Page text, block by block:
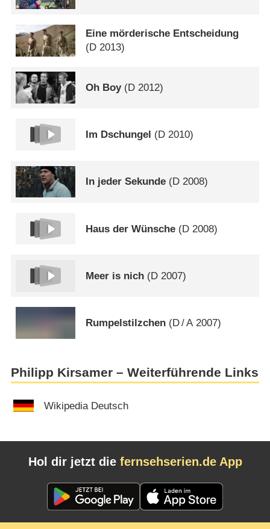
Eine mörderische Entscheidung
(D 2013)
Oh Boy(D 2012)
Im Dschungel (D 2010)
In jeder Sekunde (D 2008)
Haus der Wünsche (D 2008)
Meer is nich (D 2007)
Rumpelstilzchen (D/A2007)
Philipp Kirsamer – Weiterführende Links
Wikipedia Deutsch
Hol dir jetzt die fernsehserien.de App